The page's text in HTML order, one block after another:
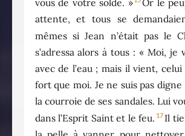
attente, et tous se
mêmes si Jean n’était pas le
s’adressa alors à tous : « Moi, je
avec de l’eau ; mais il vient,
fort que moi. Je ne suis pas
la courroie de ses sandales. Lui
dans l’Esprit Saint et le feu. 17 Il